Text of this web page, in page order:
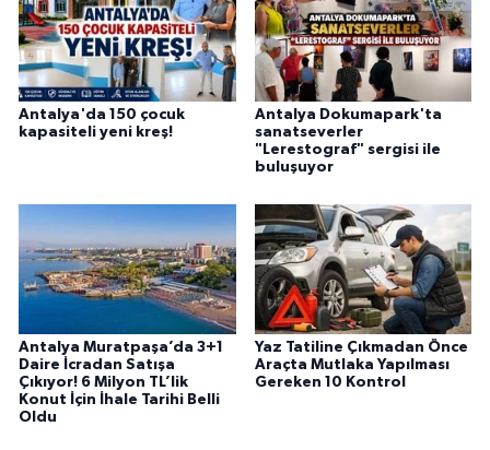
Antalya'da 150 çocuk
kapasiteli yeni kreş!
Antalya Dokumapark'ta
sanatseverler
"Lerestograf" sergisi ile
buluşuyor
Antalya Muratpaşa’da 3+1
Daire İcradan Satışa
Çıkıyor! 6 Milyon TL’lik
Konut İçin İhale Tarihi Belli
Oldu
Yaz Tatiline Çıkmadan Önce
Araçta Mutlaka Yapılması
Gereken 10 Kontrol